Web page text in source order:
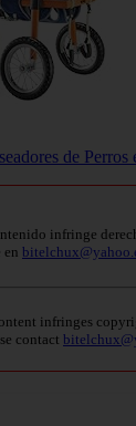
de
infringe
en
infringes
contact